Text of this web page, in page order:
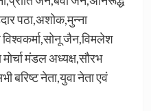
पठा,अशोक,मुन्ना
जैन,विमलेश
मंडल अध्यक्ष,सौरभ
बरिष्ट नेता,युवा नेता एवं